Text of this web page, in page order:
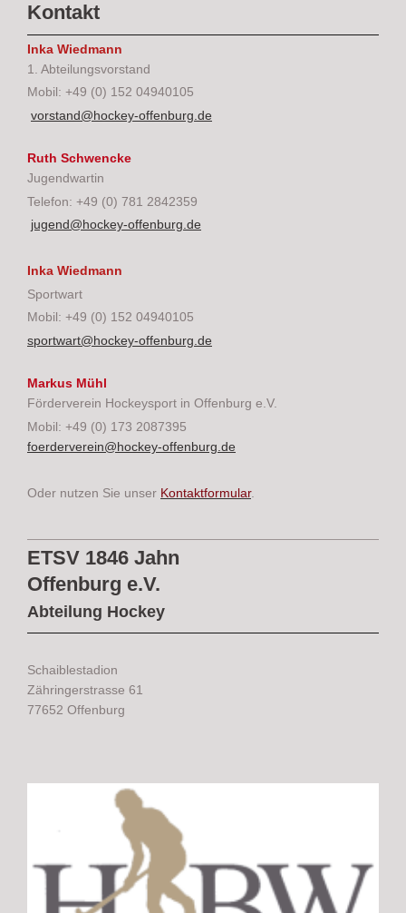
Kontakt
Inka Wiedmann
1. Abteilungsvorstand
Mobil: +49 (0) 152 04940105
vorstand@hockey-offenburg.de
Ruth Schwencke
Jugendwartin
Telefon: +49 (0) 781 2842359
jugend@hockey-offenburg.de
Inka Wiedmann
Sportwart
Mobil: +49 (0) 152 04940105
sportwart@hockey-offenburg.de
Markus Mühl
Förderverein Hockeysport in Offenburg e.V.
Mobil: +49 (0) 173 2087395
foerderverein@hockey-offenburg.de
Oder nutzen Sie unser Kontaktformular.
ETSV 1846 Jahn
Offenburg e.V.
Abteilung Hockey
Schaiblestadion
Zähringerstrasse 61
77652 Offenburg